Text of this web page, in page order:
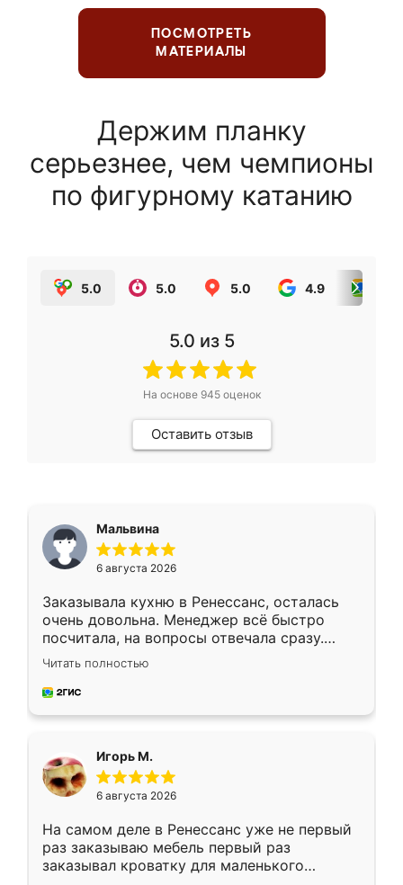
ПОСМОТРЕТЬ
МАТЕРИАЛЫ
Держим планку
серьезнее, чем чемпионы
по фигурному катанию
5.0 5.0 5.0 4.9
5.0 из 5
На основе 945оценок
Оставить отзыв
Мальвина
6 августа 2026
Заказывала кухню в Ренессанс, осталась
очень довольна. Менеджер всё быстро
посчитала, на вопросы отвечала сразу.
Замерщик приехал в субботу, подошёл к
делу со всей ответственностью. Собрали
за день, ребята работали аккуратно, даже
Читать полностью
Игорь М.
6 августа 2026
На самом деле в Ренессанс уже не первый
раз заказываю мебель первый раз
заказывал кроватку для маленького